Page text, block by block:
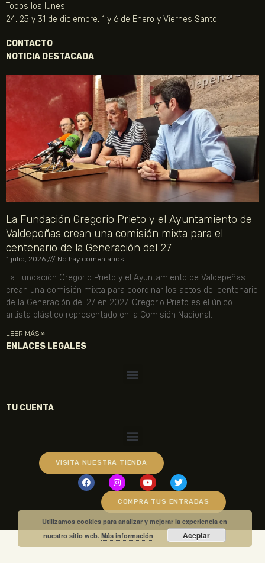
Todos los lunes
24, 25 y 31 de diciembre, 1 y 6 de Enero y Viernes Santo
CONTACTO
NOTICIA DESTACADA
La Fundación Gregorio Prieto y el Ayuntamiento de
Valdepeñas crean una comisión mixta para el
centenario de la Generación del 27
1 julio, 2026 No hay comentarios
La Fundación Gregorio Prieto y el Ayuntamiento de Valdepeñas
crean una comisión mixta para coordinar los actos del centenario
de la Generación del 27 en 2027. Gregorio Prieto es el único
artista plástico representado en la Comisión Nacional.
LEER MÁS »
ENLACES LEGALES
TU CUENTA
VISITA NUESTRA TIENDA
COMPRA TUS ENTRADAS
Utilizamos cookies para analizar y mejorar la experiencia en
nuestro sitio web.Más información Aceptar